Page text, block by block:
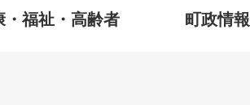
・福祉・高齢者 町政情報